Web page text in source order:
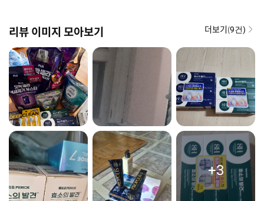
리뷰 이미지 모아보기 더보기(9건)
+3